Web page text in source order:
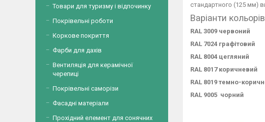
стандартного (125 мм)
Варіанти кольорів
RAL 3009 червоний
RAL 7024 графітовий
RAL 8004 цегляний
RAL 8017 коричневий
RAL 8019 темно-
RAL 9005 чорний
Товари для туризму і відпочинку
Покрівельні роботи
Коркове покриття
Фарби для дахів
Вентиляція для керамічної
черепиці
Покрівельні саморізи
Фасадні матеріали
Прохідний елемент для сонячних